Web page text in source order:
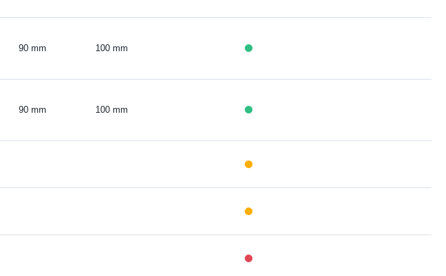
90 mm 100 mm
90 mm 100 mm